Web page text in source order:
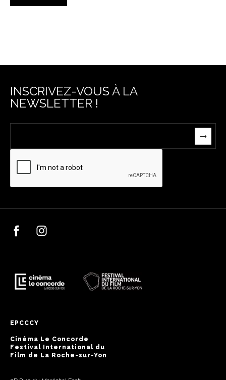
INSCRIVEZ-VOUS À LA
NEWSLETTER !
EPCCCY
Cinéma Le Concorde
Festival International du
Film de La Roche-sur-Yon